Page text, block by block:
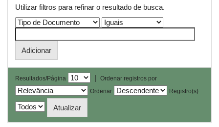
Utilizar filtros para refinar o resultado de busca.
Resultados/Página |
Ordenar registros por
Ordenar
Registro(s)